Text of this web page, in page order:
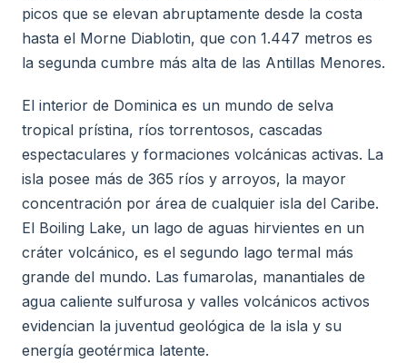
picos que se elevan abruptamente desde la costa
hasta el Morne Diablotin, que con 1.447 metros es
la segunda cumbre más alta de las Antillas Menores.
El interior de Dominica es un mundo de selva
tropical prístina, ríos torrentosos, cascadas
espectaculares y formaciones volcánicas activas. La
isla posee más de 365 ríos y arroyos, la mayor
concentración por área de cualquier isla del Caribe.
El Boiling Lake, un lago de aguas hirvientes en un
cráter volcánico, es el segundo lago termal más
grande del mundo. Las fumarolas, manantiales de
agua caliente sulfurosa y valles volcánicos activos
evidencian la juventud geológica de la isla y su
energía geotérmica latente.